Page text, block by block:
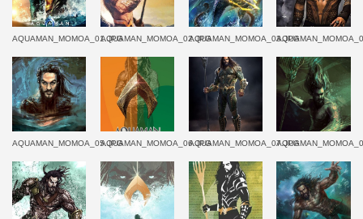
AQUAMAN_MOMOA_01.JPGAQUAMAN_MOMOA_02.JPGAQUAMAN_MOMOA_03.JPG
AQUAMAN_MOMOA_05.JPGAQUAMAN_MOMOA_06.JPGAQUAMAN_MOMOA_07.JPG